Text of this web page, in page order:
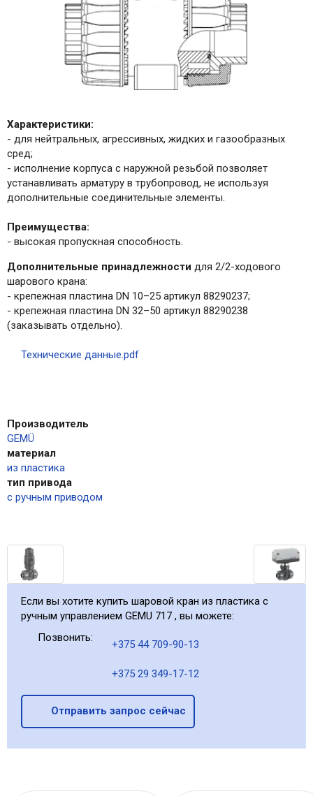
Характеристики:
- для нейтральных, агрессивных, жидких и газообразных
сред;
- исполнение корпуса с наружной резьбой позволяет
устанавливать арматуру в трубопровод, не используя
дополнительные соединительные элементы.
Преимущества:
- высокая пропускная способность.
Дополнительные принадлежности для 2/2-ходового
шарового крана:
- крепежная пластина DN 10–25 артикул 88290237;
- крепежная пластина DN 32–50 артикул 88290238
(заказывать отдельно).
Технические данные.pdf
Производитель
GEMÜ
материал
из пластика
тип привода
с ручным приводом
Если вы хотите купить шаровой кран из пластика с
ручным управлением GEMU 717 , вы можете:
Позвонить:
+375 44 709-90-13
+375 29 349-17-12
Отправить запрос сейчас